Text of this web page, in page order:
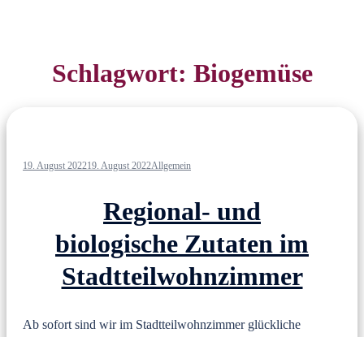
Schlagwort: Biogemüse
19. August 202219. August 2022Allgemein
Regional- und
biologische Zutaten im
Stadtteilwohnzimmer
Ab sofort sind wir im Stadtteilwohnzimmer glückliche